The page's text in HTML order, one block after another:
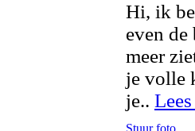
Hi, ik
even
meer
je volle
je..
Stuur foto